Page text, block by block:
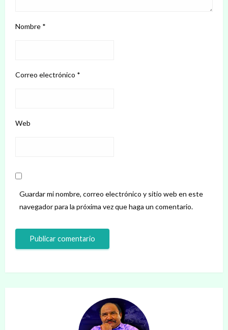
Nombre *
Correo electrónico *
Web
Guardar mi nombre, correo electrónico y sitio web en este
navegador para la próxima vez que haga un comentario.